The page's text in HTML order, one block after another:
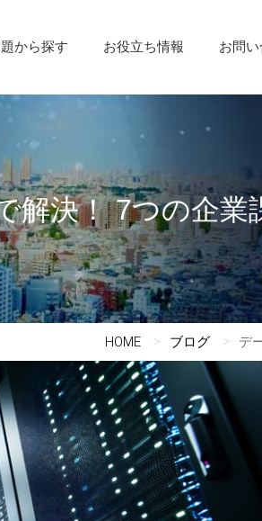
から探す お役立ち情報 お問
解決！ 7つの企業
HOME ブログ デ